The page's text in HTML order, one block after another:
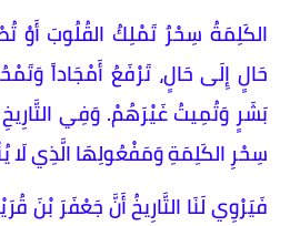
​الكَلِمَةُ سِحْرٌ تَمْلِكُ القُلُوبَ أَوْ
حَالٍ إِلَى حَالٍ، تَرْفَعُ أَمْجَاداً
بَشَرٍ وَتُمِيتُ غَيْرَهُمْ. وَفِي
سِحْرِ الكَلِمَةِ وَمَفْعُولِهَا الَّذِي لَا
​فَيَرْوِي لَنَا التَّارِيخُ أَنَّ جَعْفَرَ بْنَ